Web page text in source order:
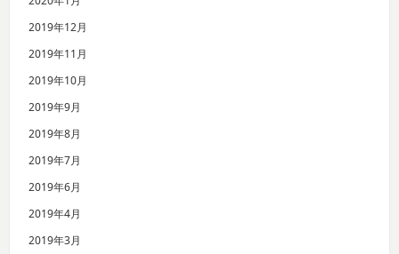
2019年12月
2019年11月
2019年10月
2019年9月
2019年8月
2019年7月
2019年6月
2019年4月
2019年3月